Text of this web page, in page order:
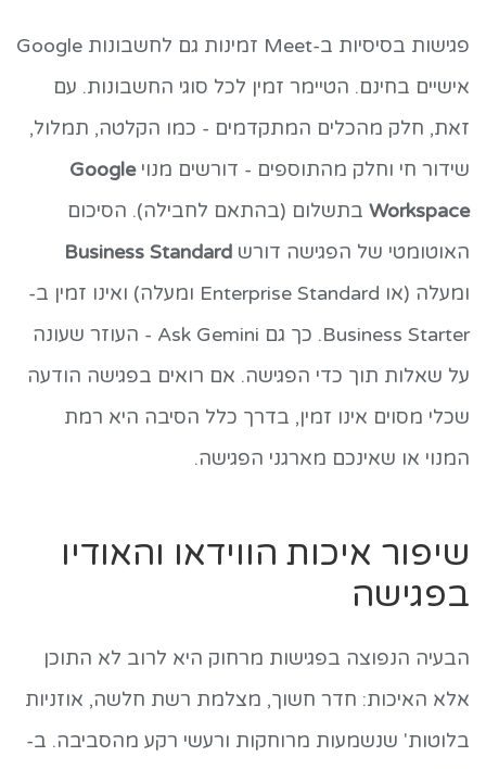
פגישות בסיסיות ב-Meet זמינות גם לחשבונות Google
אישיים בחינם. הטיימר זמין לכל סוגי החשבונות. עם
זאת, חלק מהכלים המתקדמים - כמו הקלטה, תמלול,
שידור חי וחלק מהתוספים - דורשים מנויGoogle
Workspace בתשלום (בהתאם לחבילה). הסיכום
האוטומטי של הפגישה דורש Business Standard
ומעלה (או Enterprise Standard ומעלה) ואינו זמין ב-
Business Starter. כך גם Ask Gemini - העוזר שעונה
על שאלות תוך כדי הפגישה. אם רואים בפגישה הודעה
שכלי מסוים אינו זמין, בדרך כלל הסיבה היא רמת
המנוי או שאינכם מארגני הפגישה.
שיפור איכות הווידאו והאודיו
בפגישה
הבעיה הנפוצה בפגישות מרחוק היא לרוב לא התוכן
אלא האיכות: חדר חשוך, מצלמת רשת חלשה, אוזניות
בלוטות' שנשמעות מרוחקות ורעשי רקע מהסביבה. ב-